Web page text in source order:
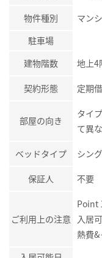
物件種別
マン
駐車場
建物階数
地上4
契約形態 定期
部屋の向き
タイ
て異
ベッドタイプ シン
保証人 不要
ご利用上の注意
Point
入居
熱費